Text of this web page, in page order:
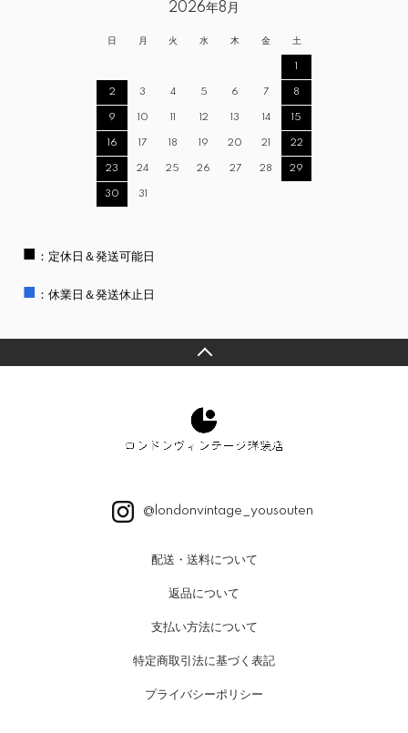
2026年8月
日 月 火 水 木 金 土
2 3 4 5 6 7 8
9 10 12 13 14 15
16 17 18 19 20 21 22
23 24 25 26 27 28 29
30 31
■ ：定休日＆発送可能日
■ ：休業日＆発送休止日
@londonvintage_yousouten
配送・送料について
返品について
支払い方法について
特定商取引法に基づく表記
プライバシーポリシー